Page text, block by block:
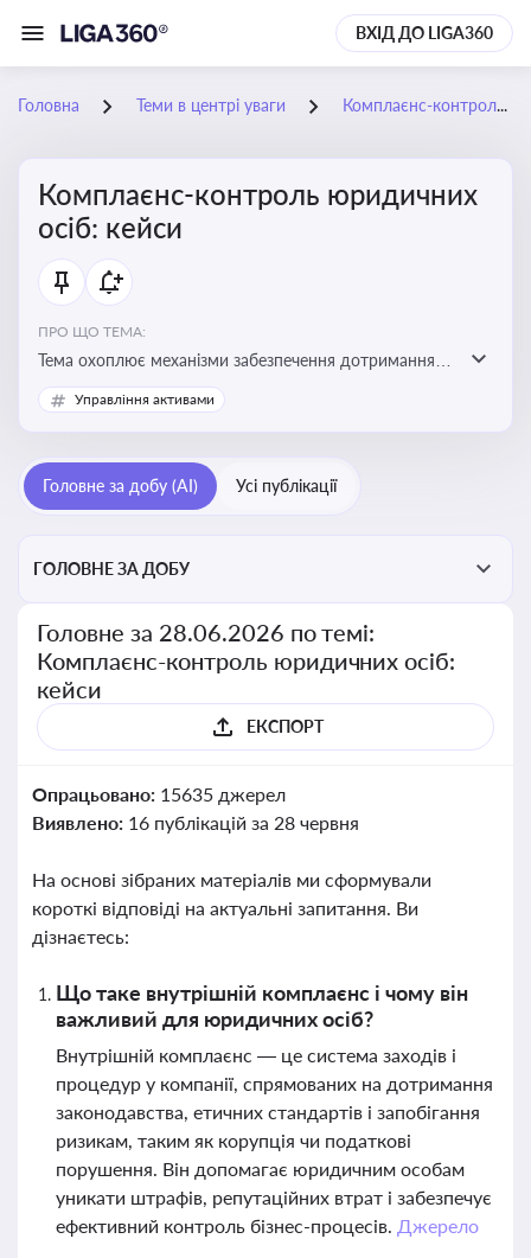
ВХІД ДО LIGA360
Головна Теми в центрі уваги Комплаєнс-контроль юридичних осіб: кейси
Комплаєнс-контроль юридичних
осіб: кейси
ПРО ЩО ТЕМА:
Тема охоплює механізми забезпечення дотримання
законодавства юридичними особами, запобігання
ризикам та підвищення прозорості діяльності
Управління активами
Головне за добу (AI) Усі публікації
ГОЛОВНЕ ЗА ДОБУ
Головне за 28.06.2026 по темі:
Комплаєнс-контроль юридичних осіб:
кейси
ЕКСПОРТ
Опрацьовано: 15635 джерел
Виявлено: 16 публікацій за 28 червня
На основі зібраних матеріалів ми сформували
короткі відповіді на актуальні запитання. Ви
дізнаєтесь:
Що таке внутрішній комплаєнс і чому він
важливий для юридичних осіб?
Внутрішній комплаєнс — це система заходів і
процедур у компанії, спрямованих на дотримання
законодавства, етичних стандартів і запобігання
ризикам, таким як корупція чи податкові
порушення. Він допомагає юридичним особам
уникати штрафів, репутаційних втрат і забезпечує
ефективний контроль бізнес-процесів. Джерело